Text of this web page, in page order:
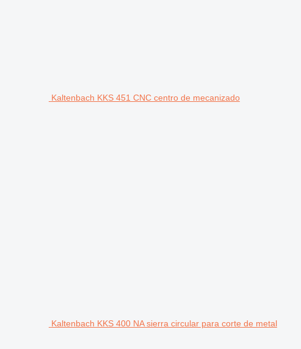
Kaltenbach KKS 451 CNC centro de mecanizado
Kaltenbach KKS 400 NA sierra circular para corte de metal